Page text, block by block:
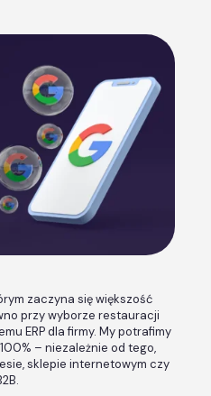
zaczyna się większość
przy wyborze restauracji
ERP dla firmy. My potrafimy
– niezależnie od tego,
sklepie internetowym czy